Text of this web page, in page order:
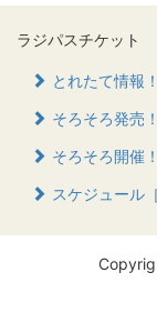
ラジパスチケット
とれたて情報
そろそろ発売
そろそろ開催
スケジュール